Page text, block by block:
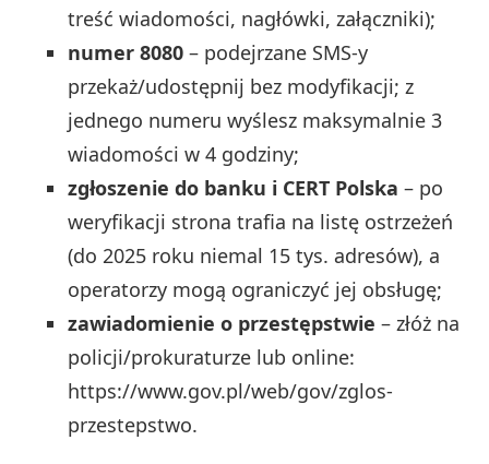
treść wiadomości, nagłówki, załączniki);
numer 8080 – podejrzane SMS‑y
przekaż/udostępnij bez modyfikacji; z
jednego numeru wyślesz maksymalnie 3
wiadomości w 4 godziny;
zgłoszenie do banku i CERT Polska – po
weryfikacji strona trafia na listę ostrzeżeń
(do 2025 roku niemal 15 tys. adresów), a
operatorzy mogą ograniczyć jej obsługę;
zawiadomienie o przestępstwie – złóż na
policji/prokuraturze lub online:
https://www.gov.pl/web/gov/zglos-
przestepstwo.